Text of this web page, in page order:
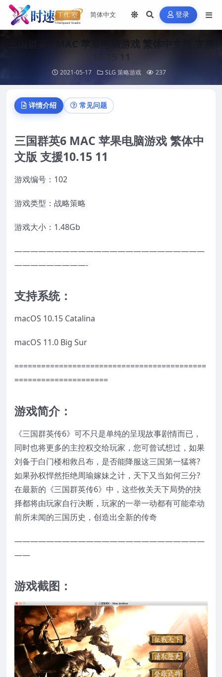
登录
三国群英6 MAC 苹果电脑游戏 繁体中文版 支援
10.15 11
2021-05-17 SLG 策略游戏 237
详情介绍 常见问题
三国群英6 MAC 苹果电脑游戏 繁体中
文版 支援10.15 11
游戏编号：102
游戏类型：战略策略
游戏大小：1.48Gb
————————————————————————
—————————-
支持系统：
macOS 10.15 Catalina
macOS 11.0 Big Sur
===========================================
=====================
游戏简介：
《三国群英传6》可不只是单纯的呈现故事剧情而已，
同时也将更多的主控权交给玩家，您可曾试想过，如果
刘备于白门楼相救吕布，是否能降服这三国第一猛将?
如果孙权悍然拒绝周瑜嫁妹之计，天下又当如何三分?
在最新的《三国群英传6》中，这些攸关天下局势的抉
择都将由玩家自行决断，玩家的一举一动都有可能牵动
前所未闻的三国历史，创造出全新的传奇
————————————————————————
——
游戏截图：